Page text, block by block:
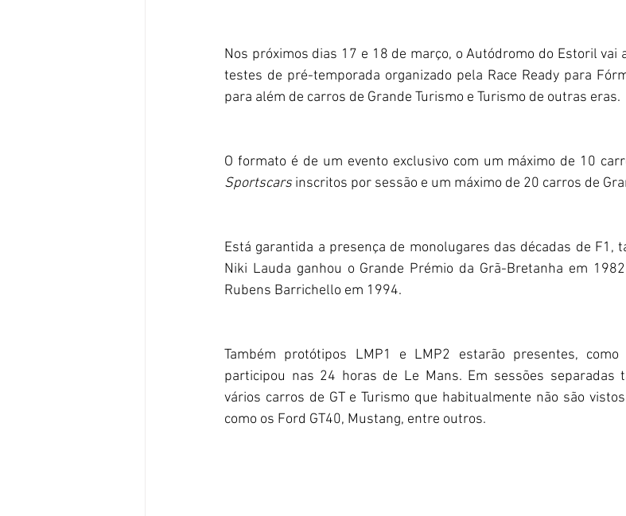
Nos próximos dias 17 e 18 de março, o Autódromo do Estoril vai
testes de pré-temporada organizado pela Race Ready para
para além de carros de Grande Turismo e Turismo de outras eras.
Sportscars inscritos por sessão e um máximo de 20 carros de
Está garantida a presença de monolugares das décadas de F1,
Niki Lauda ganhou o Grande Prémio da Grã-Bretanha em
Rubens Barrichello em 1994.
Também protótipos LMP1 e LMP2 estarão presentes,
participou nas 24 horas de Le Mans. Em sessões separadas
vários carros de GT e Turismo que habitualmente não são
como os Ford GT40, Mustang, entre outros.